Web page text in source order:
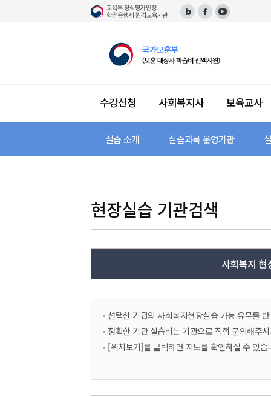
수강신청
단과 수강신청 패키지 수강신청
사회복지사
사회복지사 소개 자격증 안내 및 이수
보육교사
보육교사 소개 자격증 안내 및 이수 과
장애영유아보육교사 소개 자격증 안
한국어교원 소개 자격증 안내 및 이수
평생교육사 소개 자격증 안내 및 이수
미용학 소개 교육과정 안내 및 이수 과
건강가정사 소개 자격 안내 및 이수 과
경영학 소개 필수 이수 과목
지
실습 소개 실습과목 운영기관
현장실습 기관검색
사회복지 현
선택한 기관의 사회복지현장실습 가능 유무를
정확한 기관 실습비는 기관으로 직접 문의해주
[위치보기]를 클릭하면 지도를 확인하실 수 있습